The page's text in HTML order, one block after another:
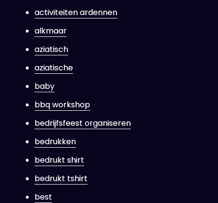
activiteiten ardennen
alkmaar
aziatisch
aziatische
baby
bbq workshop
bedrijfsfeest organiseren
bedrukken
bedrukt shirt
bedrukt tshirt
best